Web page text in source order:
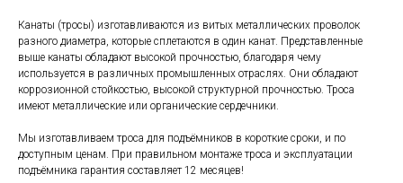
Канаты (тросы) изготавливаются из витых металлических проволок
разного диаметра, которые сплетаются в один канат. Представленные
выше канаты обладают высокой прочностью, благодаря чему
используется в различных промышленных отраслях. Они обладают
коррозионной стойкостью, высокой структурной прочностью. Троса
имеют металлические или органические сердечники.
Мы изготавливаем троса для подъёмников в короткие сроки, и по
доступным ценам. При правильном монтаже троса и эксплуатации
подъёмника гарантия составляет 12 месяцев!